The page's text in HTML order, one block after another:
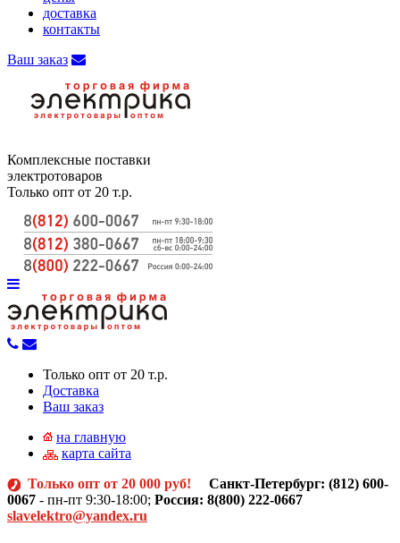
доставка
контакты
Ваш заказ
Комплексные поставки
электротоваров
Только опт от 20 т.р.
Только опт от 20 т.р.
Доставка
Ваш заказ
на главную
карта сайта
Только опт от 20 000 руб! Санкт-Петербург: (812) 600-
0067 - пн-пт 9:30-18:00; Россия: 8(800) 222-0667
slavelektro@yandex.ru